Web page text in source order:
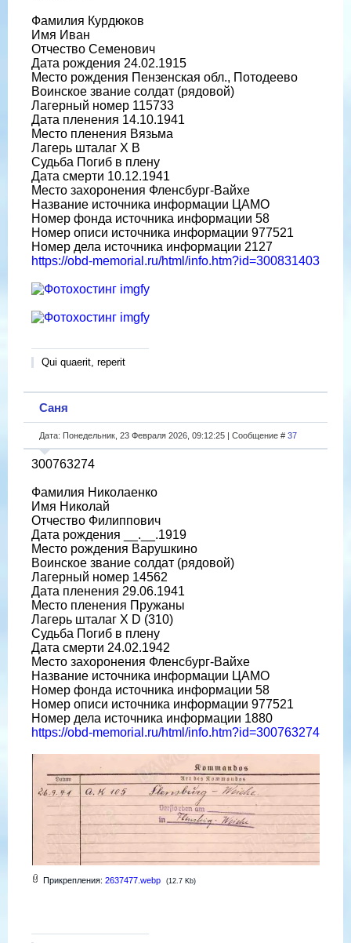
Фамилия Курдюков
Имя Иван
Отчество Семенович
Дата рождения 24.02.1915
Место рождения Пензенская обл., Потодеево
Воинское звание солдат (рядовой)
Лагерный номер 115733
Дата пленения 14.10.1941
Место пленения Вязьма
Лагерь шталаг X B
Судьба Погиб в плену
Дата смерти 10.12.1941
Место захоронения Фленсбург-Вайхе
Название источника информации ЦАМО
Номер фонда источника информации 58
Номер описи источника информации 977521
Номер дела источника информации 2127
https://obd-memorial.ru/html/info.htm?id=300831403
Qui quaerit, reperit
Саня
Дата: Понедельник, 23 Февраля 2026, 09:12:25 | Сообщение # 37
300763274
Фамилия Николаенко
Имя Николай
Отчество Филиппович
Дата рождения __.__.1919
Место рождения Варушкино
Воинское звание солдат (рядовой)
Лагерный номер 14562
Дата пленения 29.06.1941
Место пленения Пружаны
Лагерь шталаг X D (310)
Судьба Погиб в плену
Дата смерти 24.02.1942
Место захоронения Фленсбург-Вайхе
Название источника информации ЦАМО
Номер фонда источника информации 58
Номер описи источника информации 977521
Номер дела источника информации 1880
https://obd-memorial.ru/html/info.htm?id=300763274
Прикрепления: 2637477.webp (12.7 Kb)